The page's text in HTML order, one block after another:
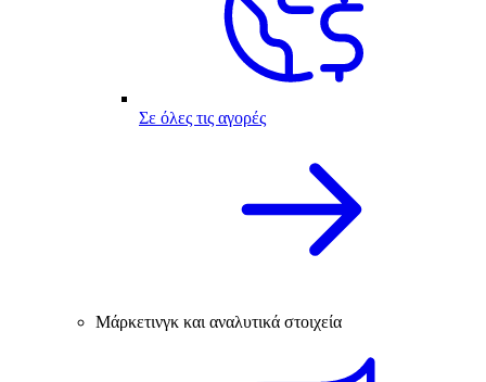
Σε όλες τις αγορές
Μάρκετινγκ και αναλυτικά στοιχεία